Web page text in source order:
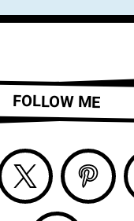
ツアーのオ
LP『Alight
「
ビデオを公開
FOLLOW ME